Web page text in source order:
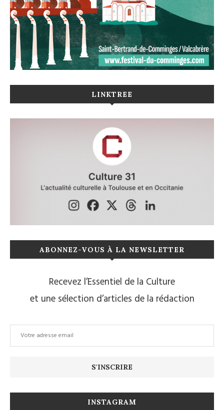
LINKTREE
ABONNEZ-VOUS À LA NEWSLETTER
Recevez l’Essentiel de la Culture
et une sélection d’articles de la rédaction
INSTAGRAM